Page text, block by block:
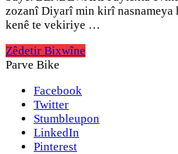
zozanî Diyarî min kirî nasnameya
kenê te vekiriye …
Zêdetir Bixwîne
Parve Bike
Facebook
Twitter
Stumbleupon
LinkedIn
Pinterest